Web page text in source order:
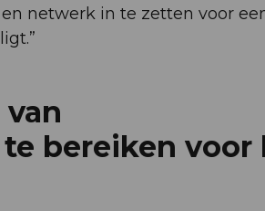
netwerk in te zetten voor
bereiken voor